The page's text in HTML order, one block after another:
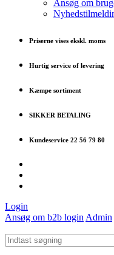
Ansøg om
Priserne vises ekskl. moms
Hurtig service of levering
Kæmpe sortiment
SIKKER BETALING
Kundeservice 22 56 79 80
Login
Ansøg om b2b login Admin